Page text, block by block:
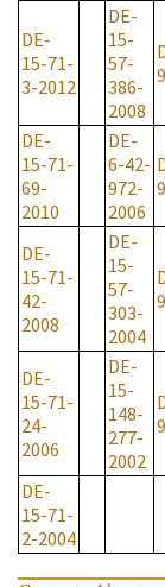
DE-
15-71-
3-2012
DE-
15-
57-
386-
2008
9
DE-
15-71-
69-
2010
DE-
6-42-
972-
2006
9
DE-
15-71-
42-
2008
DE-
15-
57-
303-
2004
9
DE-
15-71-
24-
2006
DE-
15-
148-
277-
2002
9
DE-
15-71-
2-2004